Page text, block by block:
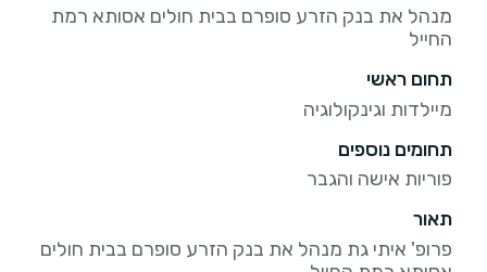
מנהל את בנק הזרע סופרם בבית חולים אסותא רמת
החייל
תחום ראשי
מיילדות וגינקולוגיה
תחומים נוספים
פוריות אישה והגבר
תאור
פרופ' איתי גת מנהל את בנק הזרע סופרם בבית חולים